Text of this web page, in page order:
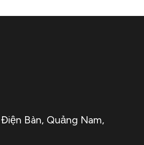
Bàn, Quảng Nam,